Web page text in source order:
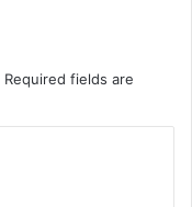
Required fields are